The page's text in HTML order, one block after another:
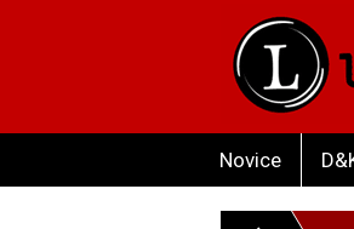
Novice